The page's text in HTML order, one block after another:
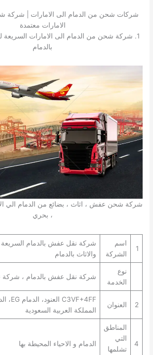
شركات شحن من الدمام الى الامارات | شركة
الامارات معتمدة
1. شركة شحن من الدمام الى الامارات السريعة
بالدمام
شركة شحن عفش ، اثاث ، بضائع من الدمام الي
، بحري
1
اسم
الشركة
شركة نقل عفش بالدمام
والاثاث بالدمام
نوع
الخدمة
شركة نقل عفش بالدمام ، شركة
2 العنوان
المملكة العربية السعودية
4
المناطق
التي
تشلمها
الدمام و الاحياء المحيطة بها